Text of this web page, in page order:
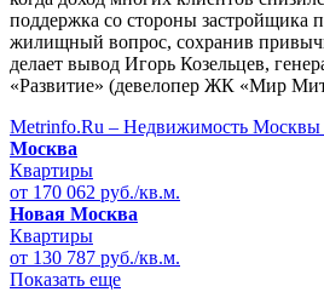
поддержка со стороны застройщика
жилищный вопрос, сохранив
делает вывод Игорь Козельцев,
«Развитие» (девелопер ЖК «Мир
Metrinfo.Ru – Недвижимость Москвы
Москва
Квартиры
от 170 062 руб./кв.м.
Новая Москва
Квартиры
от 130 787 руб./кв.м.
Показать еще